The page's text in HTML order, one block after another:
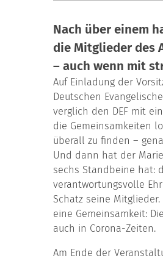
Nach über einem
die Mitglieder des
– auch wenn mit
Auf Einladung der
Deutschen
verglich den DEF mit
die Gemeinsamkeiten
überall zu finden –
Und dann hat der
sechs Standbeine hat:
verantwortungsvolle
Schatz seine
eine Gemeinsamkeit:
auch in Corona-Zeiten.
Am Ende der